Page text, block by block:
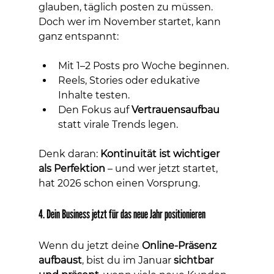
glauben, täglich posten zu müssen.
Doch wer im November startet, kann
ganz entspannt:
Mit 1–2 Posts pro Woche beginnen.
Reels, Stories oder edukative
Inhalte testen.
Den Fokus auf Vertrauensaufbau
statt virale Trends legen.
Denk daran: Kontinuität ist wichtiger
als Perfektion – und wer jetzt startet,
hat 2026 schon einen Vorsprung.
4. Dein Business jetzt für das neue Jahr positionieren
Wenn du jetzt deine Online-Präsenz
aufbaust, bist du im Januar sichtbar